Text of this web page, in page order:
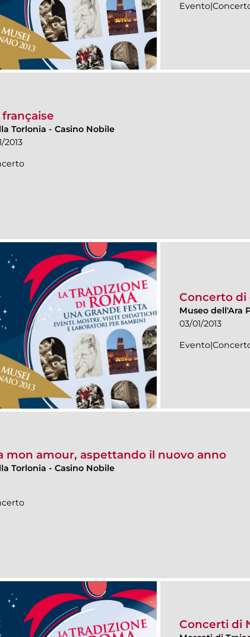
française
Torlonia - Casino Nobile
2013
Concerto di
Museo dell'Ara
03/01/2013
mon amour, aspettando il nuovo anno
Torlonia - Casino Nobile
Concerti di